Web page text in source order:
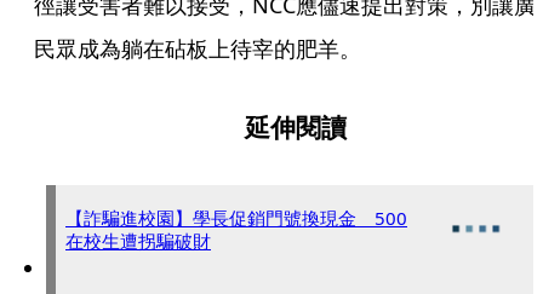
民眾成為躺在砧板上待宰的肥羊。
延伸閱讀
【詐騙進校園】學長促銷門號換現金 500
在校生遭拐騙破財